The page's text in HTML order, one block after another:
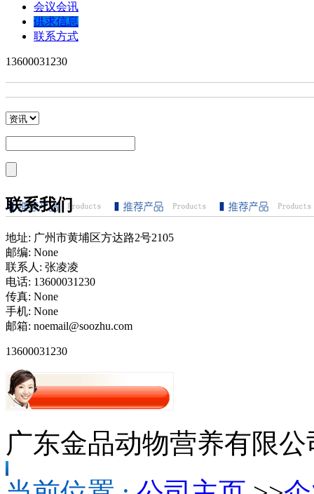
会议会讯
供求信息
联系方式
13600031230
联系我们
地址: 广州市黄埔区方达路2号2105
邮编: None
联系人: 张凌凌
电话: 13600031230
传真: None
手机: None
邮箱: noemail@soozhu.com
13600031230
广东金品动物营养有限公